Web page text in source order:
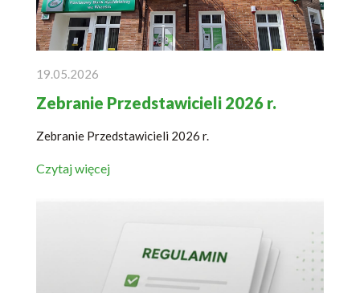
19.05.2026
Zebranie Przedstawicieli 2026 r.
Zebranie Przedstawicieli 2026 r.
Czytaj więcej